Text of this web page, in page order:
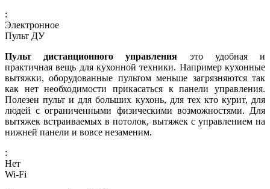
:
Электронное
Пульт ДУ
Пульт дистанционного управления это удобная и
практичная вещь для кухонной техники. Например кухонные
вытяжки, оборудованные пультом меньше загрязняются так
как нет необходимости прикасаться к панели управления.
Полезен пульт и для больших кухонь, для тех кто курит, для
людей с ограниченными физическими возможностями. Для
вытяжек встраиваемых в потолок, вытяжек с управлением на
нижней панели и вовсе незаменим.
:
Нет
Wi-Fi